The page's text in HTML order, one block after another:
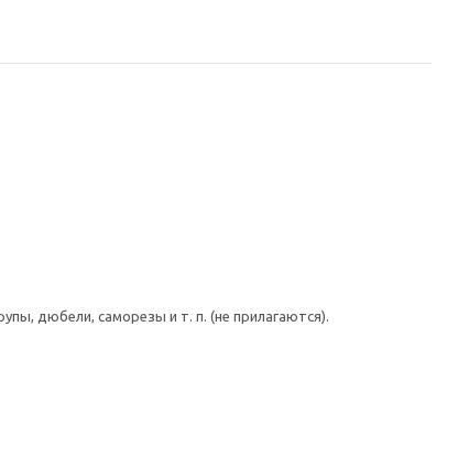
дюбели, саморезы и т. п. (не прилагаются).